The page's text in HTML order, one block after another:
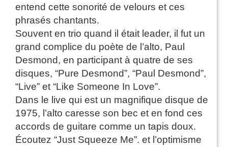
entend cette sonorité de velours et ces
phrasés chantants.
Souvent en trio quand il était leader, il fut un
grand complice du poète de l’alto, Paul
Desmond, en participant à quatre de ses
disques, “Pure Desmond”, “Paul Desmond”,
“Live” et “Like Someone In Love”.
Dans le live qui est un magnifique disque de
1975, l’alto caresse son bec et en fond ces
accords de guitare comme un tapis doux.
Écoutez “Just Squeeze Me”. et l’optimisme